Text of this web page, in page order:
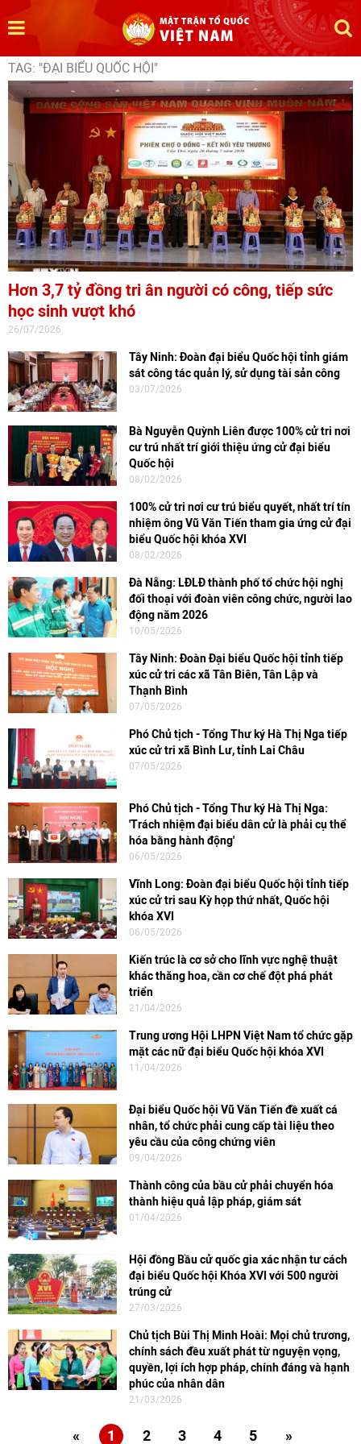
TAG: "ĐẠI BIỂU QUỐC HỘI"
Hơn 3,7 tỷ đồng tri ân người có công, tiếp sức
học sinh vượt khó
26/07/2026
Tây Ninh: Đoàn đại biểu Quốc hội tỉnh giám
sát công tác quản lý, sử dụng tài sản công
03/07/2026
Bà Nguyễn Quỳnh Liên được 100% cử tri nơi
cư trú nhất trí giới thiệu ứng cử đại biểu
Quốc hội
08/02/2026
100% cử tri nơi cư trú biểu quyết, nhất trí tín
nhiệm ông Vũ Văn Tiến tham gia ứng cử đại
biểu Quốc hội khóa XVI
08/02/2026
Đà Nẵng: LĐLĐ thành phố tổ chức hội nghị
đối thoại với đoàn viên công chức, người lao
động năm 2026
10/05/2026
Tây Ninh: Đoàn Đại biểu Quốc hội tỉnh tiếp
xúc cử tri các xã Tân Biên, Tân Lập và
Thạnh Bình
07/05/2026
Phó Chủ tịch - Tổng Thư ký Hà Thị Nga tiếp
xúc cử tri xã Bình Lư, tỉnh Lai Châu
07/05/2026
Phó Chủ tịch - Tổng Thư ký Hà Thị Nga:
'Trách nhiệm đại biểu dân cử là phải cụ thể
hóa bằng hành động'
06/05/2026
Vĩnh Long: Đoàn đại biểu Quốc hội tỉnh tiếp
xúc cử tri sau Kỳ họp thứ nhất, Quốc hội
khóa XVI
06/05/2026
Kiến trúc là cơ sở cho lĩnh vực nghệ thuật
khác thăng hoa, cần cơ chế đột phá phát
triển
21/04/2026
Trung ương Hội LHPN Việt Nam tổ chức gặp
mặt các nữ đại biểu Quốc hội khóa XVI
11/04/2026
Đại biểu Quốc hội Vũ Văn Tiến đề xuất cá
nhân, tổ chức phải cung cấp tài liệu theo
yêu cầu của công chứng viên
09/04/2026
Thành công của bầu cử phải chuyển hóa
thành hiệu quả lập pháp, giám sát
01/04/2026
Hội đồng Bầu cử quốc gia xác nhận tư cách
đại biểu Quốc hội Khóa XVI với 500 người
trúng cử
27/03/2026
Chủ tịch Bùi Thị Minh Hoài: Mọi chủ trương,
chính sách đều xuất phát từ nguyện vọng,
quyền, lợi ích hợp pháp, chính đáng và hạnh
phúc của nhân dân
21/03/2026
« 1 2 3 4 5 »